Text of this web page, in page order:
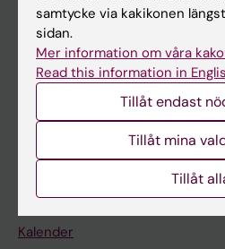
Utbildning
Forskarutbildning
Forskning
Om KI
Nyheter
Kalender
samtycke via kakikonen
sidan.
Mer information om våra
Read this information in
Tillåt endast
Tillåt mina
Tillåt